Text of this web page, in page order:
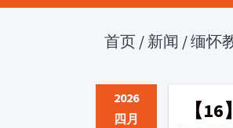
首页 / 新闻 /缅怀
2026
四月
【